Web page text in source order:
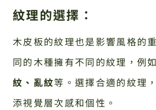
紋理的選擇：
木皮板的紋理也是影響風格的
同的木種擁有不同的紋理，例如
紋、亂紋等。選擇合適的紋理
添視覺層次感和個性。